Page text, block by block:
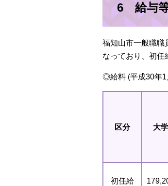
6 給与
福知山市一般職職
なっており、初任
◎給料 (平成30年1
区分 大
初任給